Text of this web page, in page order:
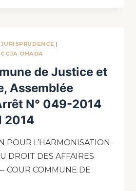
JURISPRUDENCE |
OHADA
de Justice et
Assemblée
N° 049-2014
2014
POUR L’HARMONISATION
DROIT DES AFFAIRES
COMMUNE DE